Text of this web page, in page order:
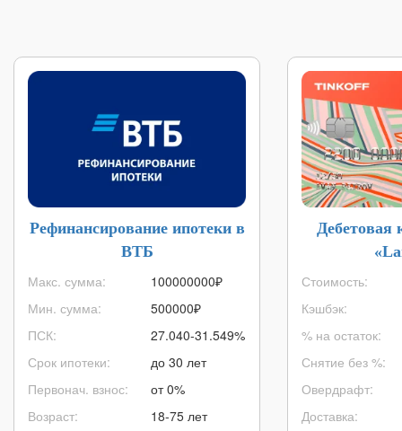
Рефинансирование ипотеки в
ВТБ
Макс. сумма:
Мин. сумма:
ПСК:
Срок ипотеки:
Первонач. взнос:
Возраст:
100000000₽
500000₽
27.040-31.549%
до 30 лет
от 0%
18-75 лет
Дебетовая
Стоимость:
Кэшбэк:
% на остаток:
Снятие без %:
Овердрафт:
Доставка: